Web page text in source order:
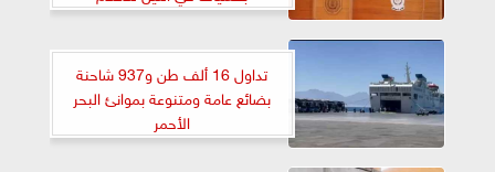
تداول 16 ألف طن و937 شاحنة
بضائع عامة ومتنوعة بموانئ البحر
الأحمر